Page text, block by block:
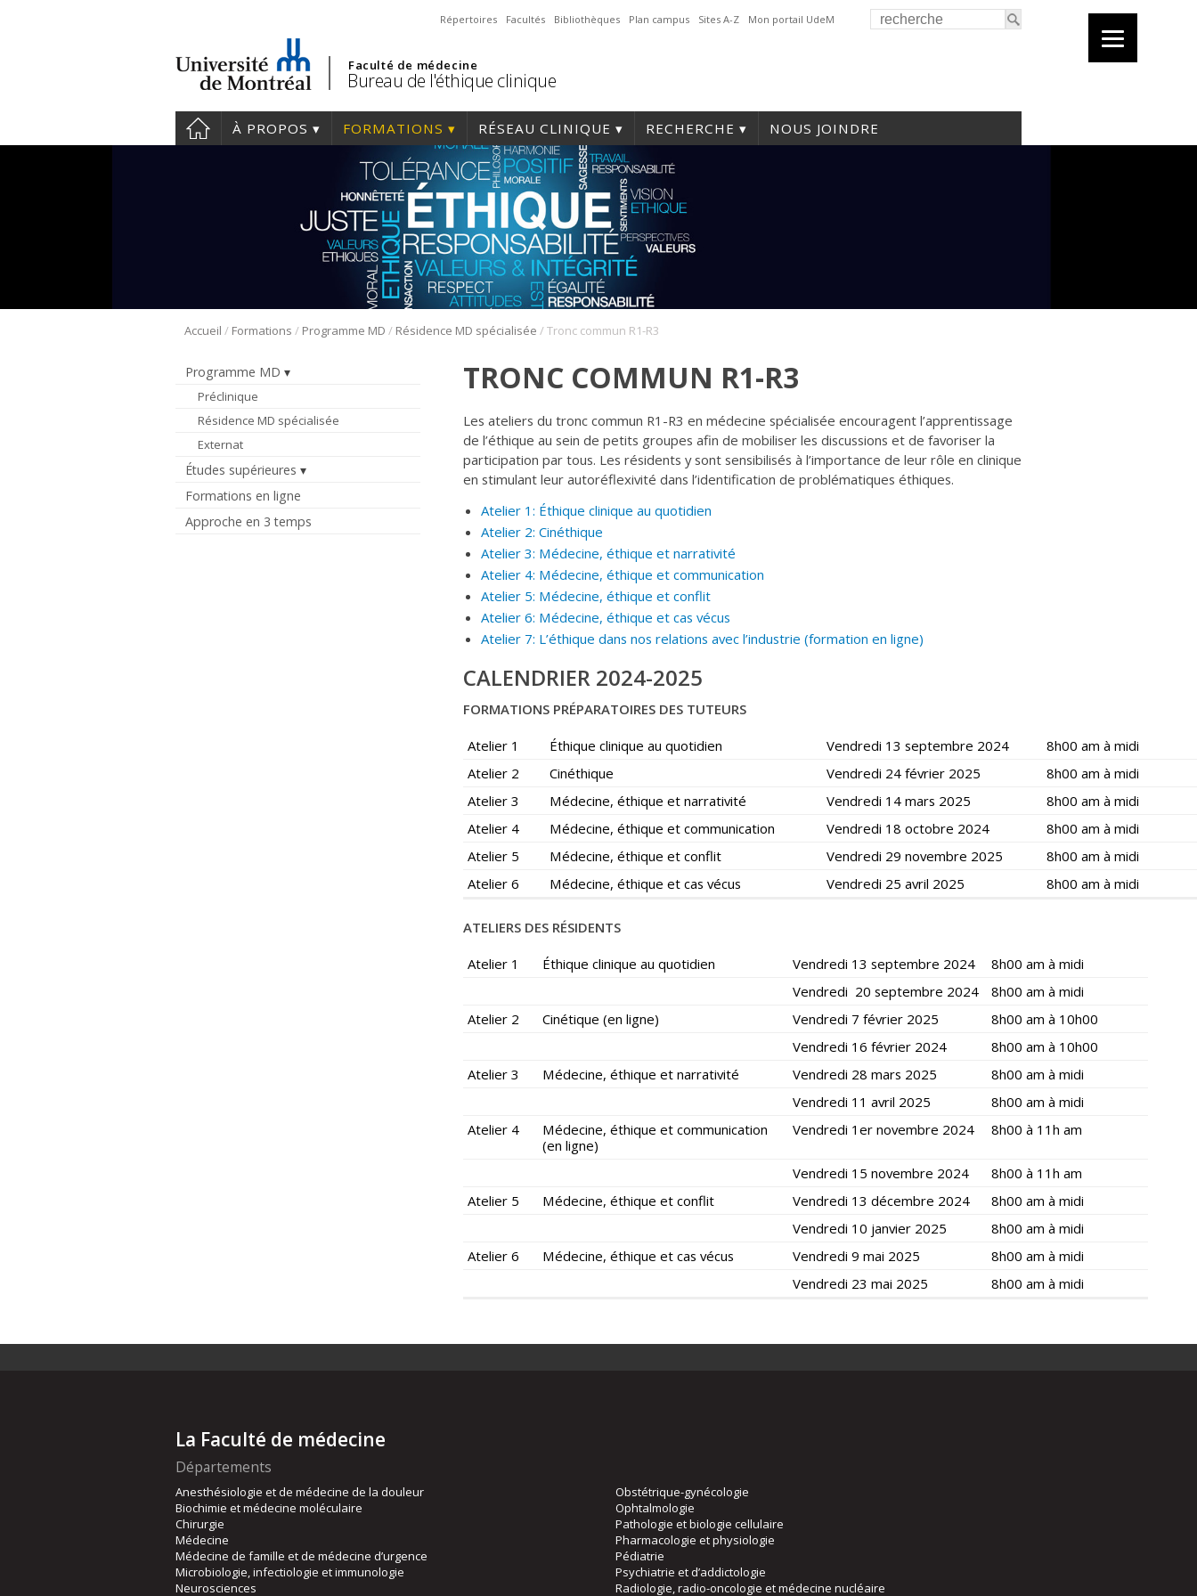
Répertoires Facultés Bibliothèques Plan campus Sites A-Z Mon portail UdeM
Faculté de médecine
Bureau de l'éthique clinique
À PROPOS FORMATIONS RÉSEAU CLINIQUE RECHERCHE NOUS JOINDRE
Accueil / Formations / Programme MD / Résidence MD spécialisée /Tronc commun R1-R3
Programme MD
Préclinique
Résidence MD spécialisée
Externat
Études supérieures
Formations en ligne
Approche en 3 temps
TRONC COMMUN R1-R3
Les ateliers du tronc commun R1-R3 en médecine spécialisée encouragent l’apprentissage
de l’éthique au sein de petits groupes afin de mobiliser les discussions et de favoriser la
participation par tous. Les résidents y sont sensibilisés à l’importance de leur rôle en clinique
en stimulant leur autoréflexivité dans l’identification de problématiques éthiques.
Atelier 1: Éthique clinique au quotidien
Atelier 2: Cinéthique
Atelier 3: Médecine, éthique et narrativité
Atelier 4: Médecine, éthique et communication
Atelier 5: Médecine, éthique et conflit
Atelier 6: Médecine, éthique et cas vécus
Atelier 7: L’éthique dans nos relations avec l’industrie (formation en ligne)
CALENDRIER 2024-2025
FORMATIONS PRÉPARATOIRES DES TUTEURS
Atelier 1 Éthique clinique au quotidien Vendredi 13 septembre 2024
8h00 am à midi
Atelier 2
Cinéthique Vendredi 24 février 2025
8h00 am à midi
Atelier 3
Médecine, éthique et narrativité Vendredi 14 mars 2025
8h00 am à midi
Atelier 4
Médecine, éthique et communication Vendredi 18 octobre 2024
8h00 am à midi
Atelier 5
Médecine, éthique et conflit Vendredi 29 novembre 2025
8h00 am à midi
Atelier 6
Médecine, éthique et cas vécus Vendredi 25 avril 2025 8h00 am à midi
ATELIERS DES RÉSIDENTS
Atelier 1 Éthique clinique au quotidien Vendredi 13 septembre 2024
8h00 am à midi
Vendredi 20 septembre 2024
8h00 am à midi
Atelier 2
Cinétique (en ligne) Vendredi 7 février 2025
8h00 am à 10h00
Vendredi 16 février 2024
8h00 am à 10h00
Atelier 3
Médecine, éthique et narrativité Vendredi 28 mars 2025
8h00 am à midi
Vendredi 11 avril 2025
8h00 am à midi
Atelier 4
Médecine, éthique et communication
(en ligne)
Vendredi 1er novembre 2024 8h00 à 11h am
Vendredi 15 novembre 2024
8h00 à 11h am
Atelier 5
Médecine, éthique et conflit Vendredi 13 décembre 2024
8h00 am à midi
Vendredi 10 janvier 2025
8h00 am à midi
Atelier 6
Médecine, éthique et cas vécus Vendredi 9 mai 2025
8h00 am à midi
Vendredi 23 mai 2025
8h00 am à midi
La Faculté de médecine
Départements
Anesthésiologie et de médecine de la douleur
Biochimie et médecine moléculaire
Chirurgie
Médecine
Médecine de famille et de médecine d’urgence
Microbiologie, infectiologie et immunologie
Neurosciences
Obstétrique-gynécologie
Ophtalmologie
Pathologie et biologie cellulaire
Pharmacologie et physiologie
Pédiatrie
Psychiatrie et d’addictologie
Radiologie, radio-oncologie et médecine nucléaire